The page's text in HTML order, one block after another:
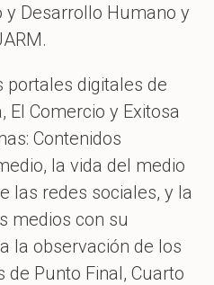
Desarrollo Humano y
portales digitales de
El Comercio y Exitosa
Contenidos
la vida del medio
las redes sociales, y la
medios con su
la observación de los
Punto Final, Cuarto